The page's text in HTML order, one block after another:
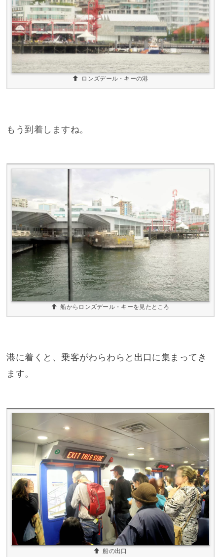
ロンズデール・キーの港
もう到着しますね。
船からロンズデール・キーを見たところ
港に着くと、乗客がわらわらと出口に集まってき
ます。
船の出口